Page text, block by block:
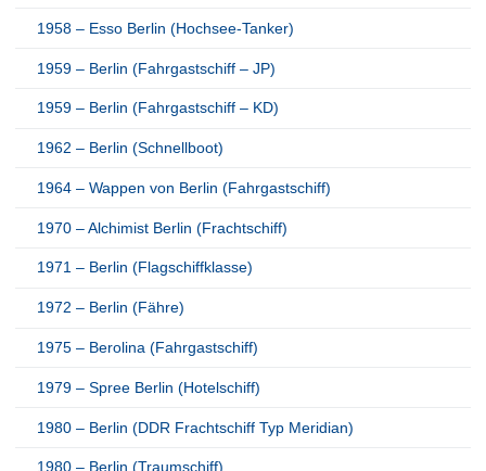
1958 – Esso Berlin (Hochsee-Tanker)
1959 – Berlin (Fahrgastschiff – JP)
1959 – Berlin (Fahrgastschiff – KD)
1962 – Berlin (Schnellboot)
1964 – Wappen von Berlin (Fahrgastschiff)
1970 – Alchimist Berlin (Frachtschiff)
1971 – Berlin (Flagschiffklasse)
1972 – Berlin (Fähre)
1975 – Berolina (Fahrgastschiff)
1979 – Spree Berlin (Hotelschiff)
1980 – Berlin (DDR Frachtschiff Typ Meridian)
1980 – Berlin (Traumschiff)